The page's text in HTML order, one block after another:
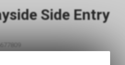
Side Entry